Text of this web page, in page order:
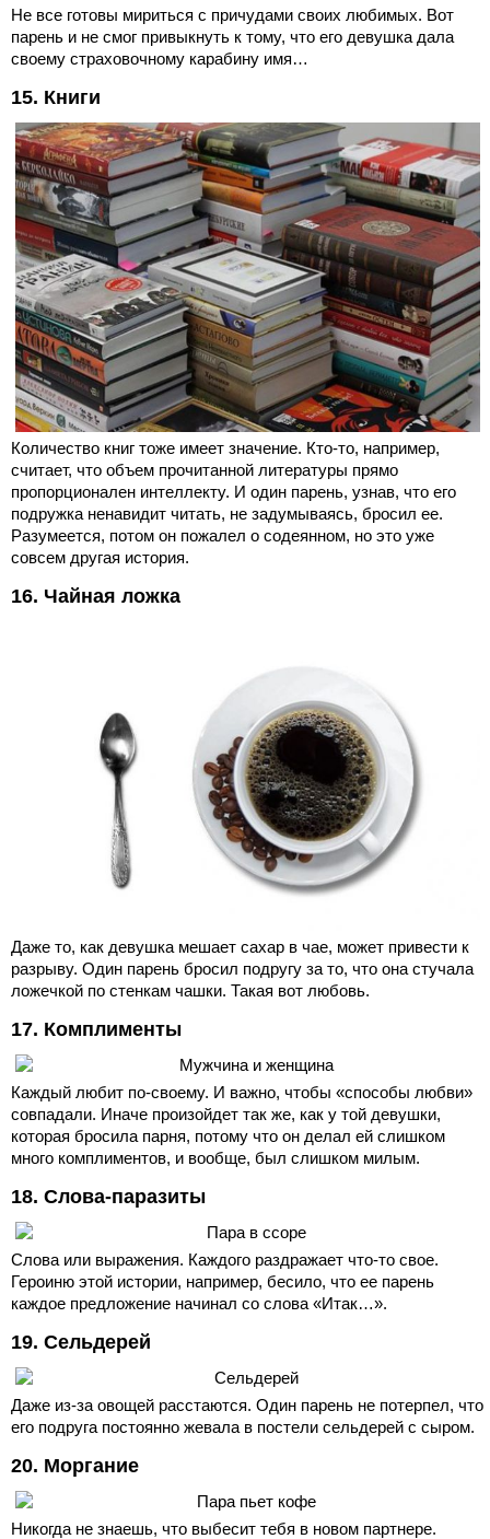
Не все готовы мириться с причудами своих любимых. Вот
парень и не смог привыкнуть к тому, что его девушка дала
своему страховочному карабину имя…
15. Книги
Количество книг тоже имеет значение. Кто-то, например,
считает, что объем прочитанной литературы прямо
пропорционален интеллекту. И один парень, узнав, что его
подружка ненавидит читать, не задумываясь, бросил ее.
Разумеется, потом он пожалел о содеянном, но это уже
совсем другая история.
16. Чайная ложка
Даже то, как девушка мешает сахар в чае, может привести к
разрыву. Один парень бросил подругу за то, что она стучала
ложечкой по стенкам чашки. Такая вот любовь.
17. Комплименты
Каждый любит по-своему. И важно, чтобы «способы любви»
совпадали. Иначе произойдет так же, как у той девушки,
которая бросила парня, потому что он делал ей слишком
много комплиментов, и вообще, был слишком милым.
18. Слова-паразиты
Слова или выражения. Каждого раздражает что-то свое.
Героиню этой истории, например, бесило, что ее парень
каждое предложение начинал со слова «Итак…».
19. Сельдерей
Даже из-за овощей расстаются. Один парень не потерпел, что
его подруга постоянно жевала в постели сельдерей с сыром.
20. Моргание
Никогда не знаешь, что выбесит тебя в новом партнере.